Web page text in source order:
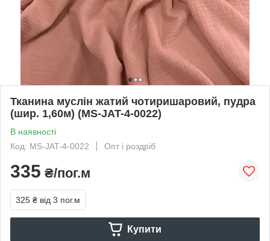
Тканина муслін жатий чотиришаровий, пудра
(шир. 1,60м) (MS-JAT-4-0022)
В наявності
Код: MS-JAT-4-0022
Опт і роздріб
335 ₴/пог.м
325 ₴ від 3 пог.м
Купити